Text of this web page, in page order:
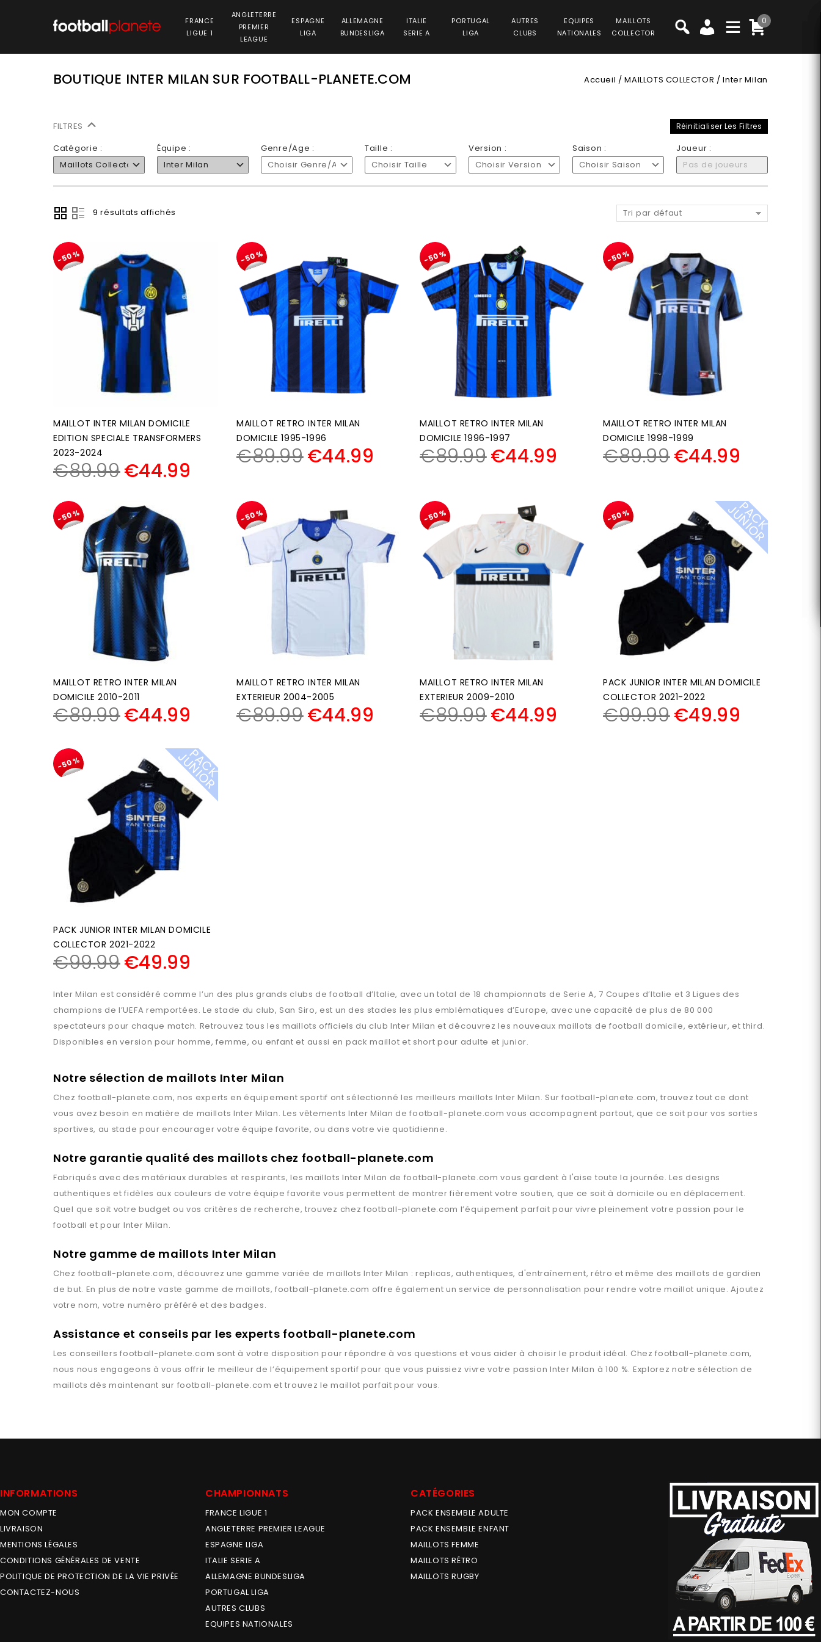
FRANCE
LIGUE 1
ANGLETERRE
PREMIER
LEAGUE
ESPAGNE
LIGA
ALLEMAGNE
BUNDESLIGA
ITALIE
SERIE A
PORTUGAL
LIGA
AUTRES
CLUBS
EQUIPES
NATIONALES
MAILLOTS
COLLECTOR
0
BOUTIQUE INTER MILAN SUR FOOTBALL-PLANETE.COM Accueil /MAILLOTS COLLECTOR /Inter Milan
FILTRES Réinitialiser Les Filtres
Catégorie :
Maillots Collector
Équipe :
Inter Milan
Genre/Age :
Choisir Genre/Age
Taille :
Choisir Taille
Version :
Choisir Version
Saison :
Choisir Saison
Joueur :
Pas de joueurs
9 résultats affichés Tri par défaut
-50%
MAILLOT INTER MILAN DOMICILE
EDITION SPECIALE TRANSFORMERS
2023-2024
€89.99€44.99
-50%
MAILLOT RETRO INTER MILAN
DOMICILE 1995-1996
€89.99€44.99
-50%
MAILLOT RETRO INTER MILAN
DOMICILE 1996-1997
€89.99€44.99
-50%
MAILLOT RETRO INTER MILAN
DOMICILE 1998-1999
€89.99€44.99
-50%
MAILLOT RETRO INTER MILAN
DOMICILE 2010-2011
€89.99€44.99
-50%
MAILLOT RETRO INTER MILAN
EXTERIEUR 2004-2005
€89.99€44.99
-50%
MAILLOT RETRO INTER MILAN
EXTERIEUR 2009-2010
€89.99€44.99
-50% P
A
C
K
J
U
N
I
O
R
PACK JUNIOR INTER MILAN DOMICILE
COLLECTOR 2021-2022
€99.99€49.99
-50% P
A
C
K
J
U
N
I
O
R
PACK JUNIOR INTER MILAN DOMICILE
COLLECTOR 2021-2022
€99.99€49.99
Inter Milan est considéré comme l’un des plus grands clubs de football d’Italie, avec un total de 18 championnats de Serie A, 7 Coupes d’Italie et 3 Ligues des
champions de l’UEFA remportées. Le stade du club, San Siro, est un des stades les plus emblématiques d’Europe, avec une capacité de plus de 80 000
spectateurs pour chaque match. Retrouvez tous les maillots officiels du club Inter Milan et découvrez les nouveaux maillots de football domicile, extérieur, et third.
Disponibles en version pour homme, femme, ou enfant et aussi en pack maillot et short pour adulte et junior.
Notre sélection de maillots Inter Milan
Chez football-planete.com, nos experts en équipement sportif ont sélectionné les meilleurs maillotsInter Milan. Sur football-planete.com, trouvez tout ce dont
vous avez besoin en matière de maillotsInter Milan. Les vêtements Inter Milan defootball-planete.com vous accompagnent partout, que ce soit pour vos sorties
sportives, au stade pour encourager votre équipe favorite, ou dans votre vie quotidienne.
Notre garantie qualité des maillots chez football-planete.com
Fabriqués avec des matériaux durables et respirants, les maillotsInter Milan de football-planete.com vous gardent à l'aise toute la journée. Les designs
authentiques et fidèles aux couleurs de votre équipe favorite vous permettent de montrer fièrement votre soutien, que ce soit à domicile ou en déplacement.
Quel que soit votre budget ou vos critères de recherche, trouvez chezfootball-planete.com l’équipement parfait pour vivre pleinement votre passion pour le
football et pour Inter Milan.
Notre gamme de maillots Inter Milan
Chez football-planete.com, découvrez une gamme variée de maillotsInter Milan : replicas, authentiques, d'entraînement, rétro et même des maillots de gardien
de but. En plus de notre vaste gamme de maillots,football-planete.com offre également un service de personnalisation pour rendre votre maillot unique. Ajoutez
votre nom, votre numéro préféré et des badges.
Assistance et conseils par les experts football-planete.com
Les conseillersfootball-planete.com sont à votre disposition pour répondre à vos questions et vous aider à choisir le produit idéal. Chezfootball-planete.com,
nous nous engageons à vous offrir le meilleur de l’équipement sportif pour que vous puissiez vivre votre passionInter Milan à 100 %. Explorez notre sélection de
maillots dès maintenant sur football-planete.com et trouvez le maillot parfait pour vous.
INFORMATIONS
MON COMPTE
LIVRAISON
MENTIONS LÉGALES
CONDITIONS GÉNÉRALES DE VENTE
POLITIQUE DE PROTECTION DE LA VIE PRIVÉE
CONTACTEZ-NOUS
CHAMPIONNATS
FRANCE LIGUE 1
ANGLETERRE PREMIER LEAGUE
ESPAGNE LIGA
ITALIE SERIE A
ALLEMAGNE BUNDESLIGA
PORTUGAL LIGA
AUTRES CLUBS
EQUIPES NATIONALES
CATÉGORIES
PACK ENSEMBLE ADULTE
PACK ENSEMBLE ENFANT
MAILLOTS FEMME
MAILLOTS RÉTRO
MAILLOTS RUGBY